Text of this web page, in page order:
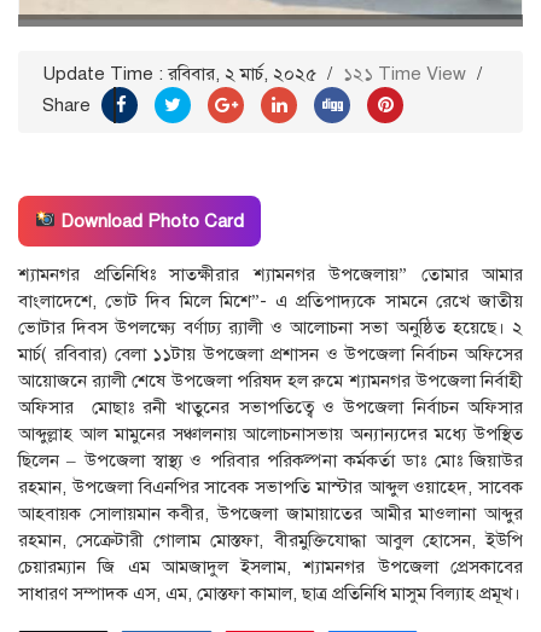
Update Time : রবিবার, ২ মার্চ, ২০২৫ / ১২১ Time View /
Share
Download Photo Card
শ্যামনগর প্রতিনিধিঃ সাতক্ষীরার শ্যামনগর উপজেলায়” তোমার আমার
বাংলাদেশে, ভোট দিব মিলে মিশে”- এ প্রতিপাদ্যকে সামনে রেখে জাতীয়
ভোটার দিবস উপলক্ষ্যে বর্ণাঢ্য র‌্যালী ও আলোচনা সভা অনুষ্ঠিত হয়েছে। ২
মার্চ( রবিবার) বেলা ১১টায় উপজেলা প্রশাসন ও উপজেলা নির্বাচন অফিসের
আয়োজনে র‌্যালী শেষে উপজেলা পরিষদ হল রুমে শ্যামনগর উপজেলা নির্বাহী
অফিসার মোছাঃ রনী খাতুনের সভাপতিত্বে ও উপজেলা নির্বাচন অফিসার
আব্দুল্লাহ আল মামুনের সঞ্চালনায় আলোচনাসভায় অন্যান্যদের মধ্যে উপস্থিত
ছিলেন – উপজেলা স্বাস্থ্য ও পরিবার পরিকল্পনা কর্মকর্তা ডাঃ মোঃ জিয়াউর
রহমান, উপজেলা বিএনপির সাবেক সভাপতি মাস্টার আব্দুল ওয়াহেদ, সাবেক
আহবায়ক সোলায়মান কবীর, উপজেলা জামায়াতের আমীর মাওলানা আব্দুর
রহমান, সেক্রেটারী গোলাম মোস্তফা, বীরমুক্তিযোদ্ধা আবুল হোসেন, ইউপি
চেয়ারম্যান জি এম আমজাদুল ইসলাম, শ্যামনগর উপজেলা প্রেসকাবের
সাধারণ সম্পাদক এস, এম, মোস্তফা কামাল, ছাত্র প্রতিনিধি মাসুম বিল্যাহ প্রমূখ।